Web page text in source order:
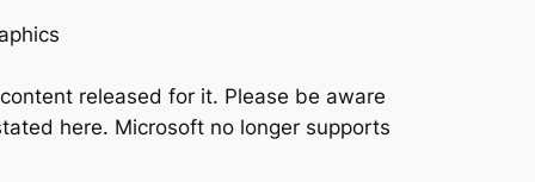
released for it. Please be aware
here. Microsoft no longer supports